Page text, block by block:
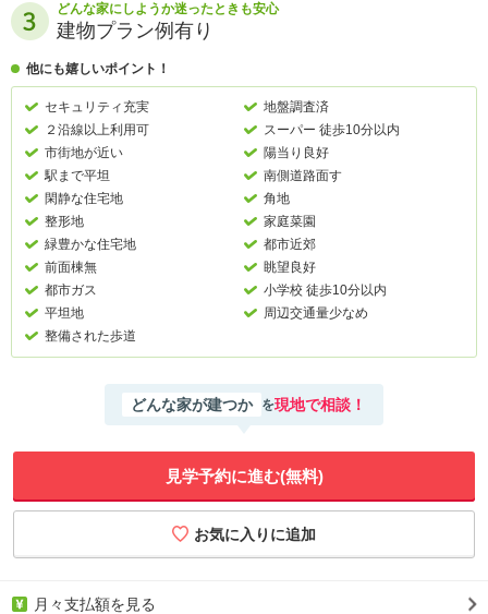
どんな家にしようか迷ったときも安心
建物プラン例有り
他にも嬉しいポイント！
セキュリティ充実
地盤調査済
２沿線以上利用可
スーパー 徒歩10分以内
市街地が近い
陽当り良好
駅まで平坦
南側道路面す
閑静な住宅地
角地
整形地
家庭菜園
緑豊かな住宅地
都市近郊
前面棟無
眺望良好
都市ガス
小学校 徒歩10分以内
平坦地
周辺交通量少なめ
整備された歩道
どんな家が建つか を現地で相談！
見学予約に進む(無料)
月々支払額を見る